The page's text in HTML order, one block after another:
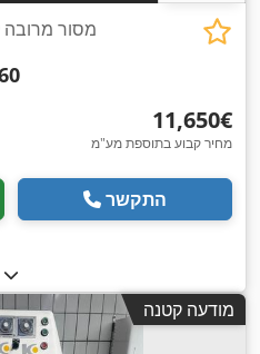
‏11,650 ‏€
מחיר קבוע בתוספת מע"מ
התקשר
מודעה קטנה